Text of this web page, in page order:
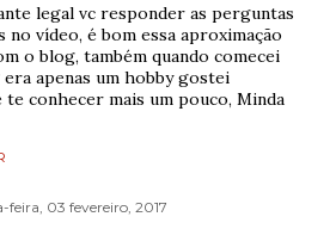
legal vc responder as perguntas
no vídeo, é bom essa aproximação
o blog, também quando comecei
apenas um hobby gostei
te conhecer mais um pouco, Minda
feira, 03 fevereiro, 2017